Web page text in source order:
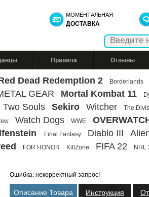
МОМЕНТАЛЬНАЯ
ДОСТАВКА
Правила Отзывы
Dead Redemption 2 Borderlands
GEAR Mortal Kombat 11
Two Souls Sekiro Witcher The
Watch Dogs WWE
Final Fantasy Diablo III
FOR HONOR KillZone FIFA 22 NHL
Ошибка: некорректный запрос!
Описание Товара Инструкция